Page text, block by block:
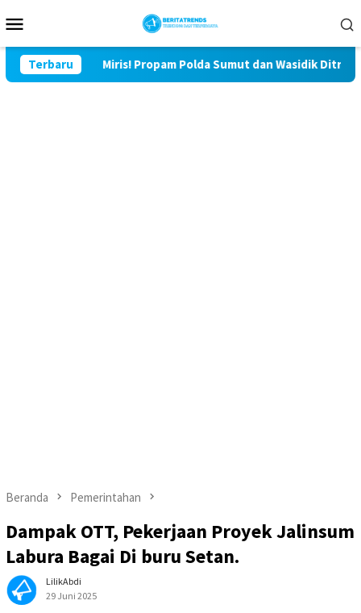
ke
Mobile
TerbaruMiris! Propam Polda Sumut dan Wasidik Ditreskrimum
Beranda Pemerintahan
Dampak OTT, Pekerjaan Proyek Jalinsum
Labura Bagai Di buru Setan.
LilikAbdi
29 Juni 2025